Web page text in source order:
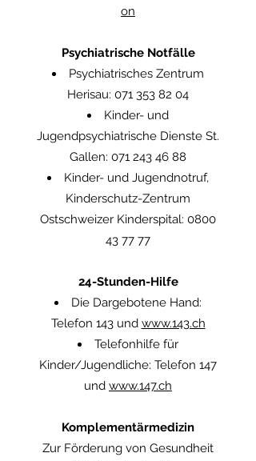
on
Psychiatrische Notfälle
Psychiatrisches Zentrum
Herisau: 071 353 82 04
Kinder- und
Jugendpsychiatrische Dienste St.
Gallen: 071 243 46 88
Kinder- und Jugendnotruf,
Kinderschutz-Zentrum
Ostschweizer Kinderspital: 0800
43 77 77
24-Stunden-Hilfe
Die Dargebotene Hand:
Telefon 143 und www.143.ch
Telefonhilfe für
Kinder/Jugendliche: Telefon 147
und www.147.ch
Komplementärmedizin
Zur Förderung von Gesundheit